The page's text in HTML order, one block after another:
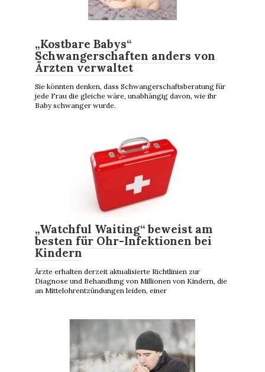
„Kostbare Babys“
Schwangerschaften anders von
Ärzten verwaltet
Sie könnten denken, dass Schwangerschaftsberatung für
jede Frau die gleiche wäre, unabhängig davon, wie ihr
Baby schwanger wurde.
„Watchful Waiting“ beweist am
besten für Ohr-Infektionen bei
Kindern
Ärzte erhalten derzeit aktualisierte Richtlinien zur
Diagnose und Behandlung von Millionen von Kindern, die
an Mittelohrentzündungen leiden, einer